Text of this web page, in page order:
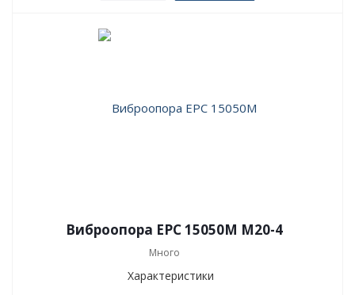
Виброопора EPC 15050M M20-4
Много
Характеристики